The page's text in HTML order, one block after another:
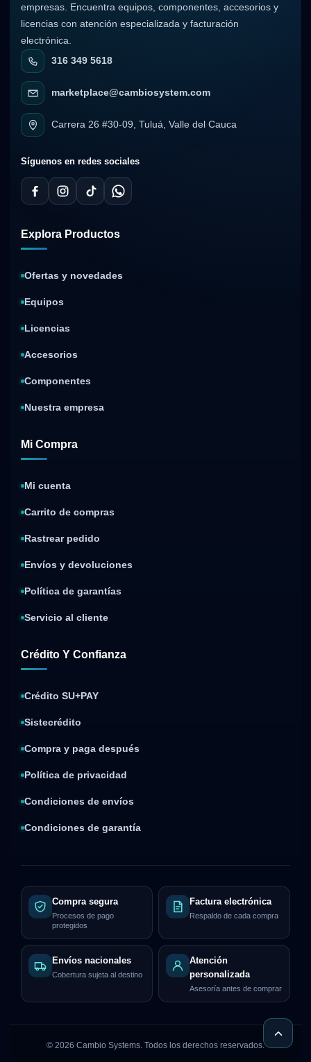
empresas. Encuentra equipos, componentes, accesorios y
licencias con atención especializada y facturación
electrónica.
316 349 5618
marketplace@cambiosystem.com
Carrera 26 #30-09, Tuluá, Valle del Cauca
Síguenos en redes sociales
Explora Productos
Ofertas y novedades
Equipos
Licencias
Accesorios
Componentes
Nuestra empresa
Mi Compra
Mi cuenta
Carrito de compras
Rastrear pedido
Envíos y devoluciones
Política de garantías
Servicio al cliente
Crédito Y Confianza
Crédito SU+PAY
Sistecrédito
Compra y paga después
Política de privacidad
Condiciones de envíos
Condiciones de garantía
Compra segura
Procesos de pago
protegidos
Factura electrónica
Respaldo de cada compra
Envíos nacionales
Cobertura sujeta al destino
Atención
personalizada
Asesoría antes de comprar
© 2026 Cambio Systems. Todos los derechos reservados.